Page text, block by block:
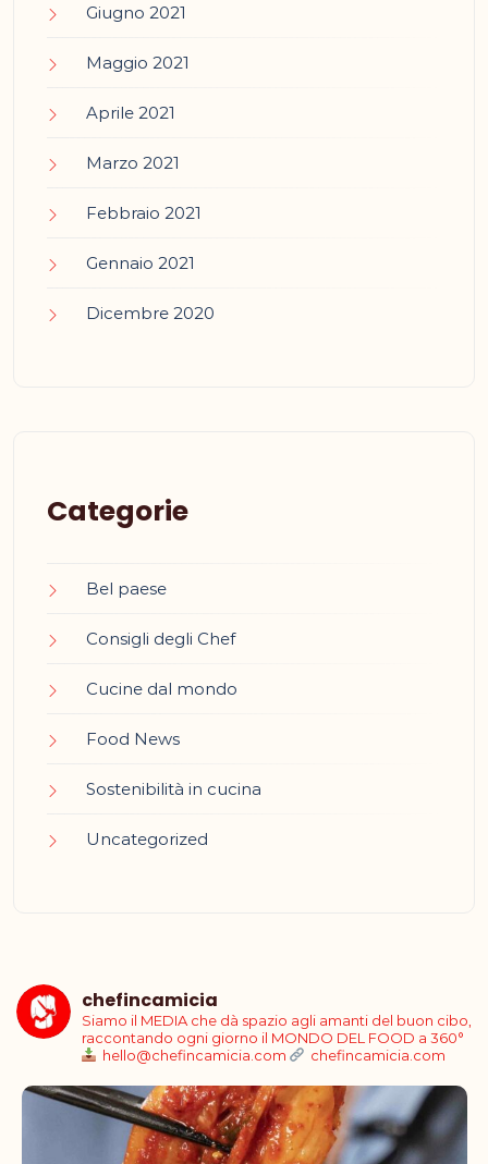
Giugno 2021
Maggio 2021
Aprile 2021
Marzo 2021
Febbraio 2021
Gennaio 2021
Dicembre 2020
Categorie
Bel paese
Consigli degli Chef
Cucine dal mondo
Food News
Sostenibilità in cucina
Uncategorized
chefincamicia
Siamo il MEDIA che dà spazio agli amanti del buon cibo,
raccontando ogni giorno il MONDO DEL FOOD a 360°
hello@chefincamicia.com
chefincamicia.com